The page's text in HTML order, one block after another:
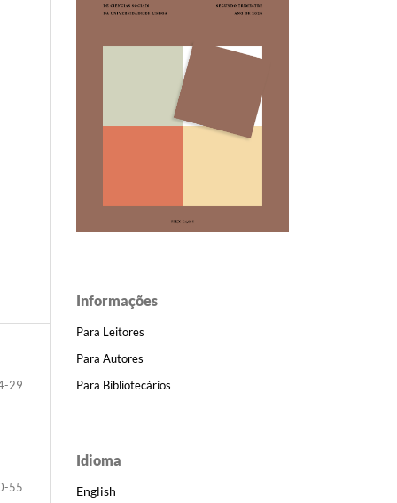
29
55
Informações
Para Leitores
Para Autores
Para Bibliotecários
Idioma
English